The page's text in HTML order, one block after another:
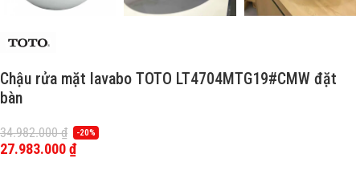
Chậu rửa mặt lavabo TOTO LT4704MTG19#CMW đặt
bàn
34.982.000₫ -20%
27.983.000₫